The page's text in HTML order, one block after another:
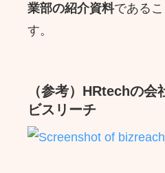
業部の紹介資料である
す。
（参考）HRtechの会
ビスリーチ